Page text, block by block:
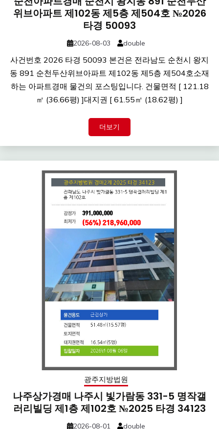
위브아파트 제102동 제5층 제504호 №2026
타경 50093
2026-08-03 double
사건번호 2026 타경 50093 본건은 전라남도 순천시 왕지
동 891 순천두산위브아파트 제102동 제5층 제504호소재
하는 아파트경매 물건의 포스팅입니다. 건물면적 [ 121.18
㎡ (36.66평) ]대지권 [ 61.55㎡ (18.62평) ]
더보기
광주지방법원
나주상가경매 나주시 빛가람동 331-5 명작갤
러리빌딩 제1층 제102호 №2025 타경 34123
2026-08-01 double